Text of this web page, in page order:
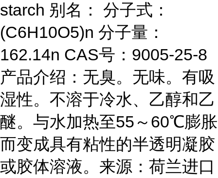
starch 别名： 分子式：
(C6H10O5)n 分子量：
162.14n CAS号：9005-25-8
产品介绍：无臭。无味。有吸
湿性。不溶于冷水、乙醇和乙
醚。与水加热至55～60℃膨胀
而变成具有粘性的半透明凝胶
或胶体溶液。来源：荷兰进口